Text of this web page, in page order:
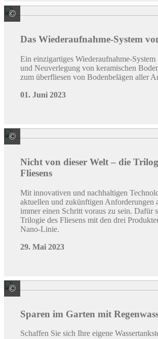
© Sopro Bauchemie GmbH
Das Wiederaufnahme-System
Ein einzigartiges Wiederaufnahme-
und Neuverlegung von keramischen
zum überfliesen von Bodenbelägen aller
01. Juni 2023
© PCI Augsburg GmbH
Nicht von dieser Welt – die
Fliesens
Mit innovativen und nachhaltigen
aktuellen und zukünftigen Anforderungen
immer einen Schritt voraus zu sein. Dafür
Trilogie des Fliesens mit den drei
Nano-Linie.
29. Mai 2023
© Premier Tech Water and
Sparen im Garten mit
Schaffen Sie sich Ihre eigene